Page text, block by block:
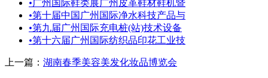
•广州国际鞋类展广州皮革鞋材鞋机暨
•第十届中国广州国际净水科技产品与
•第九届广州国际充电桩(站)技术设备
•第十六届广州国际纺织品印花工业技
上一篇： 湖南春季美容美发化妆品博览会